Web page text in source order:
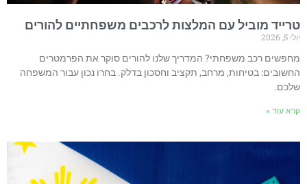
מוביל עם המלצות לרכבים משפחתיים להורים
2026
רכב משפחתי? המדריך שלנו להורים סוקר את הפרמטרים
בטיחות, מרחב, תקציב וחסכון בדלק. בחרו נכון עבור המשפחה
עוד »